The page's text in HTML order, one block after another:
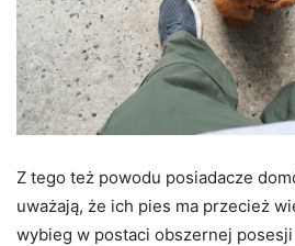
Z tego też powodu posiadacze
uważają, że ich pies ma przecież
wybieg w postaci obszernej